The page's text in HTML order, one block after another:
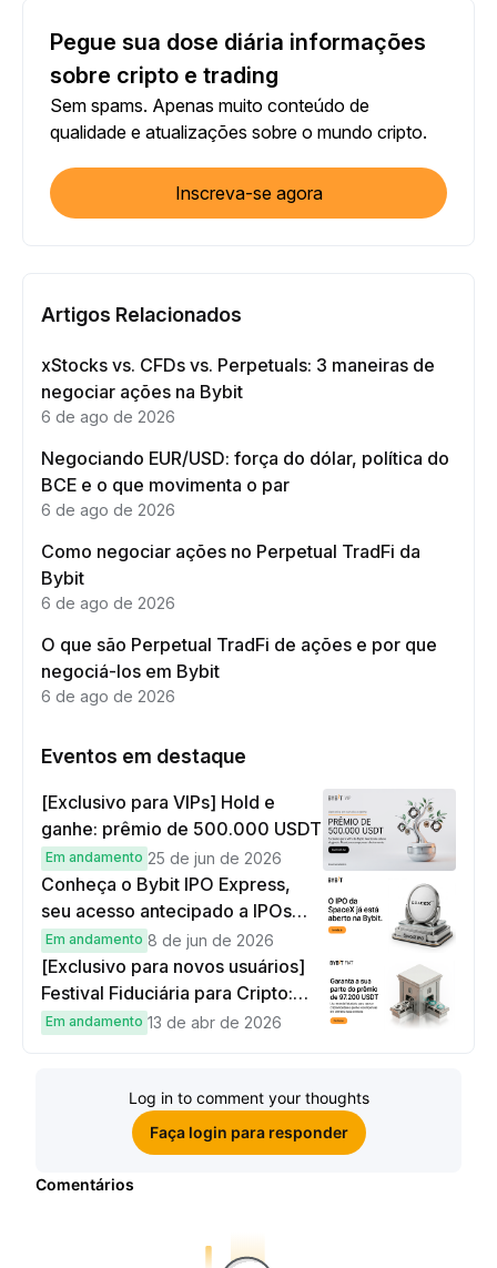
Pegue sua dose diária informações
sobre cripto e trading
Sem spams. Apenas muito conteúdo de
qualidade e atualizações sobre o mundo cripto.
Inscreva-se agora
Artigos Relacionados
xStocks vs. CFDs vs. Perpetuals: 3 maneiras de
negociar ações na Bybit
6 de ago de 2026
Negociando EUR/USD: força do dólar, política do
BCE e o que movimenta o par
6 de ago de 2026
Como negociar ações no Perpetual TradFi da
Bybit
6 de ago de 2026
O que são Perpetual TradFi de ações e por que
negociá-los em Bybit
6 de ago de 2026
Eventos em destaque
[Exclusivo para VIPs] Hold e
ganhe: prêmio de 500.000 USDT
Em andamento 25 de jun de 2026
Conheça o Bybit IPO Express,
seu acesso antecipado a IPOs
globais
Em andamento 8 de jun de 2026
[Exclusivo para novos usuários]
Festival Fiduciária para Cripto:
complete tarefas simples e
Em andamento 13 de abr de 2026
Log in to comment your thoughts
Faça login para responder
Comentários